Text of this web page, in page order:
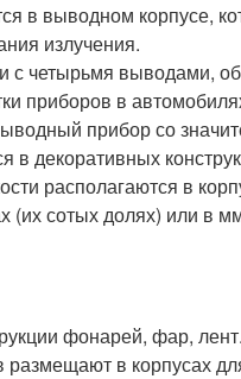
в выводном корпусе,
излучения.
с четырьмя выводами,
приборов в
прибор со
декоративных
располагаются в
сотых долях) или в
фонарей, фар,
в корпусах